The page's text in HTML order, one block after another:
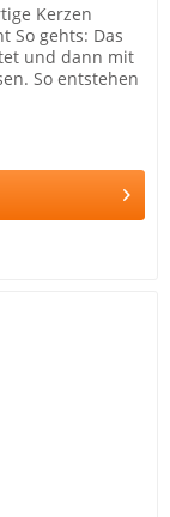
Kerzen
So gehts: Das
und dann mit
So entstehen